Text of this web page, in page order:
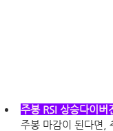
주봉 RSI 상승다이버
주봉 마감이 된다면,